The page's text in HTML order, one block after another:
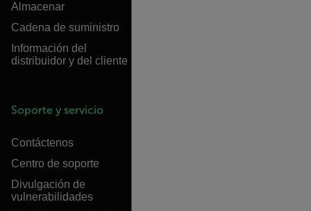
Almacenar
Cadena de suministro
Información del
distribuidor y del cliente
Soporte y servicio
Contáctenos
Centro de soporte
Divulgación de
vulnerabilidades